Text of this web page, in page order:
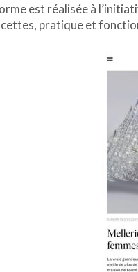
est réalisée à
pratique et